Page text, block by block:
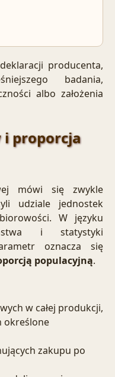
producenta,
badania,
albo założenia
proporcja
mówi się zwykle
udziale jednostek
W języku
i statystyki
oznacza się
populacyjną.
w całej produkcji,
określone
zakupu po